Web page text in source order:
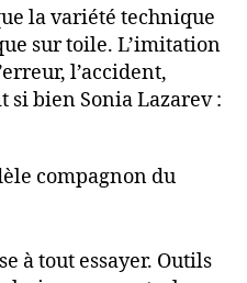
la variété technique
sur toile. L’imitation
l’accident,
si bien Sonia Lazarev :
compagnon du
à tout essayer. Outils